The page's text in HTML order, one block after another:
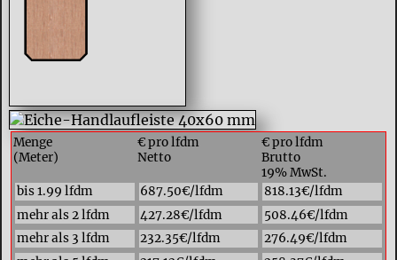
Menge
(Meter)
€ pro lfdm
Netto
€ pro lfdm
Brutto
19% MwSt.
bis 1.99 lfdm
687.50€/lfdm
818.13€/lfdm
mehr als 2 lfdm
427.28€/lfdm
508.46€/lfdm
mehr als 3 lfdm
232.35€/lfdm
276.49€/lfdm